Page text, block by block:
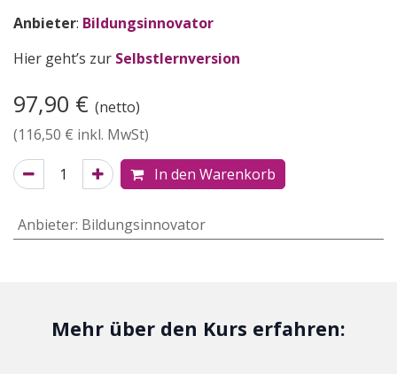
Anbieter: Bildungsinnovator
Hier geht’s zur Selbstlernversion
97,90 € (netto)
(116,50 € inkl. MwSt)
In den Warenkorb
Anbieter: Bildungsinnovator
Mehr über den Kurs erfahren: